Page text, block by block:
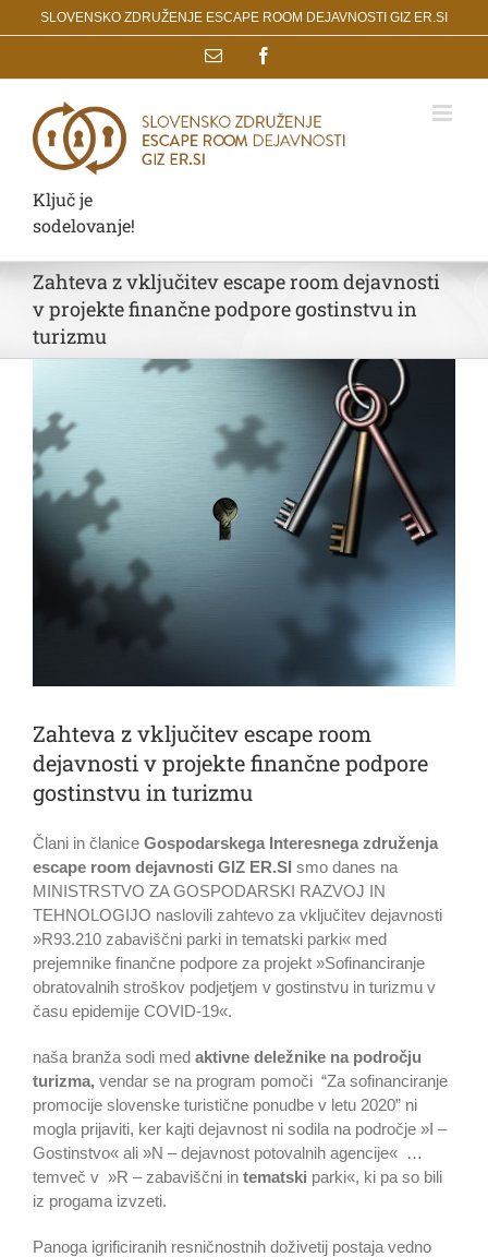
to
SLOVENSKO ZDRUŽENJE ESCAPE ROOM DEJAVNOSTI GIZ ER.SI
Email
Ključ je
sodelovanje!
Zahteva z vključitev escape room dejavnosti
v projekte finančne podpore gostinstvu in
turizmu
Image
Zahteva z vključitev escape room
dejavnosti v projekte finančne podpore
gostinstvu in turizmu
Člani in članice Gospodarskega Interesnega združenja
escape room dejavnosti GIZ ER.SI smo danes na
MINISTRSTVO ZA GOSPODARSKI RAZVOJ IN
TEHNOLOGIJO naslovili zahtevo za vključitev dejavnosti
»R93.210 zabaviščni parki in tematski parki« med
prejemnike finančne podpore za projekt »Sofinanciranje
obratovalnih stroškov podjetjem v gostinstvu in turizmu v
času epidemije COVID-19«.
naša branža sodi med aktivne deležnike na področju
turizma, vendar se na program pomoči “Za sofinanciranje
promocije slovenske turistične ponudbe v letu 2020” ni
mogla prijaviti, ker kajti dejavnost ni sodila na področje »I –
Gostinstvo« ali »N – dejavnost potovalnih agencije« …
temveč v »R – zabaviščni in tematski parki«, ki pa so bili
iz progama izvzeti.
Panoga igrificiranih resničnostnih doživetij postaja vedno